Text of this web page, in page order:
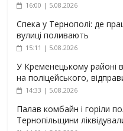
16:00 | 5.08.2026
Спека у Тернополі: де
вулиці поливають
15:11 | 5.08.2026
У Кременецькому районі
на поліцейського,
14:33 | 5.08.2026
Палав комбайн і горіли
Тернопільщини